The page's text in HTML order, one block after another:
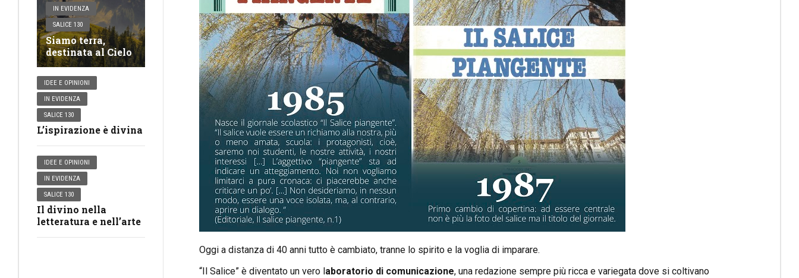
IN EVIDENZA
SALICE 130
Siamo terra,
destinata al Cielo
IDEE E OPINIONI
IN EVIDENZA
SALICE 130
L’ispirazione è divina
IDEE E OPINIONI
IN EVIDENZA
SALICE 130
Il divino nella
letteratura e nell’arte
Oggi a distanza di 40 anni tutto è cambiato, tranne lo spirito e la voglia di imparare.
“Il Salice” è diventato un vero l aboratorio di comunicazione, una redazione sempre più ricca e variegata dove si coltivano